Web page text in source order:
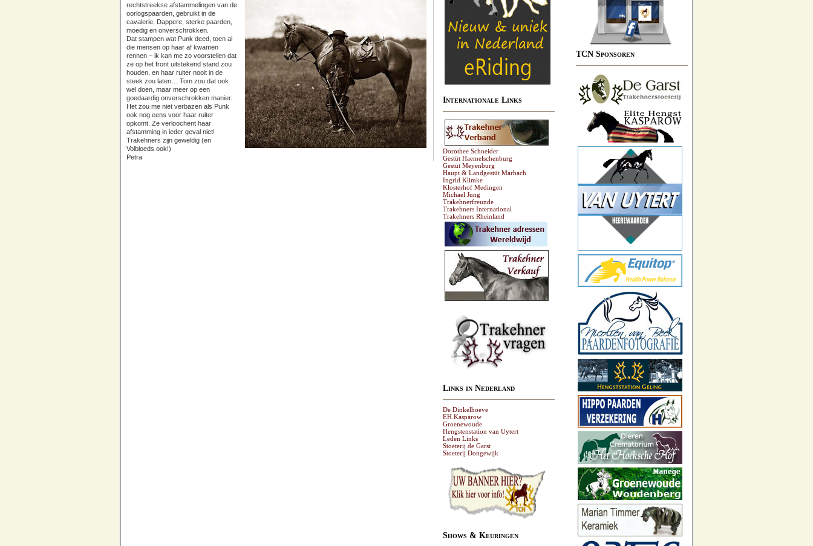
rechtstreekse afstammelingen van de
oorlogspaarden, gebruikt in de
cavalerie. Dappere, sterke paarden,
moedig en onverschrokken.
Dat stampen wat Punk deed, toen al
die mensen op haar af kwamen
rennen – ik kan me zo voorstellen dat
ze op het front uitstekend stand zou
houden, en haar ruiter nooit in de
steek zou laten… Tom zou dat ook
wel doen, maar meer op een
goedaardig onverschrokken manier.
Het zou me niet verbazen als Punk
ook nog eens voor haar ruiter
opkomt. Ze verloochent haar
afstamming in ieder geval niet!
Trakehners zijn geweldig (en
Volbloeds ook!)
Petra
Internationale Links
Dorothee Schneider
Gestüt Haemelschenburg
Gestüt Meyenburg
Haupt & Landgestüt Marbach
Ingrid Klimke
Klosterhof Medingen
Michael Jung
Trakehnerfreunde
Trakehners International
Trakehners Rheinland
Links in Nederland
De Dinkelhoeve
EH.Kasparow
Groenewoude
Hengstenstation van Uytert
Leden Links
Stoeterij de Garst
Stoeterij Dongewijk
Shows & Keuringen
TCN Sponsoren